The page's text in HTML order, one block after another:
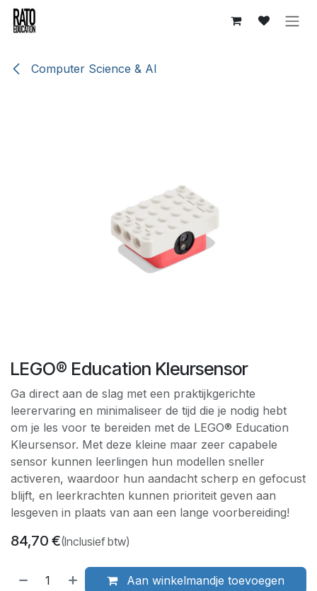
Overslaan naar inhoud
Computer Science & AI
LEGO® Education Kleursensor
Ga direct aan de slag met een praktijkgerichte
leerervaring en minimaliseer de tijd die je nodig hebt
om je les voor te bereiden met de LEGO® Education
Kleursensor. Met deze kleine maar zeer capabele
sensor kunnen leerlingen hun modellen sneller
activeren, waardoor hun aandacht scherp en gefocust
blijft, en leerkrachten kunnen prioriteit geven aan
lesgeven in plaats van aan een lange voorbereiding!
84,70 €(Inclusief btw)
Aan winkelmandje toevoegen